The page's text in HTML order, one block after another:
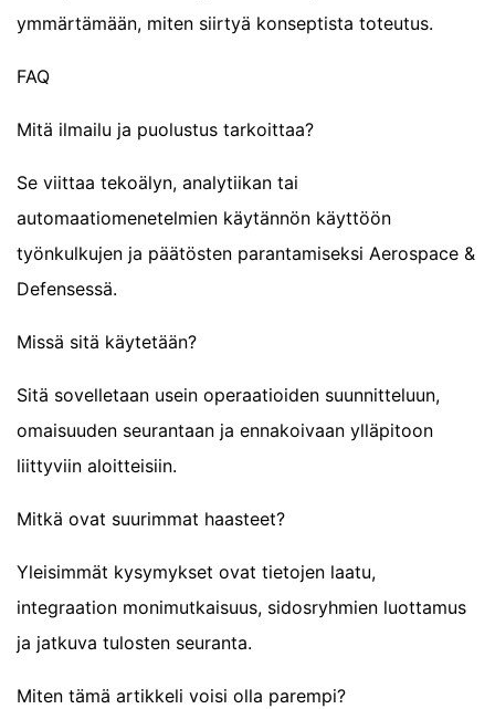
ymmärtämään, miten siirtyä konseptista toteutus.
FAQ
Mitä ilmailu ja puolustus tarkoittaa?
Se viittaa tekoälyn, analytiikan tai
automaatiomenetelmien käytännön käyttöön
työnkulkujen ja päätösten parantamiseksi Aerospace &
Defensessä.
Missä sitä käytetään?
Sitä sovelletaan usein operaatioiden suunnitteluun,
omaisuuden seurantaan ja ennakoivaan ylläpitoon
liittyviin aloitteisiin.
Mitkä ovat suurimmat haasteet?
Yleisimmät kysymykset ovat tietojen laatu,
integraation monimutkaisuus, sidosryhmien luottamus
ja jatkuva tulosten seuranta.
Miten tämä artikkeli voisi olla parempi?